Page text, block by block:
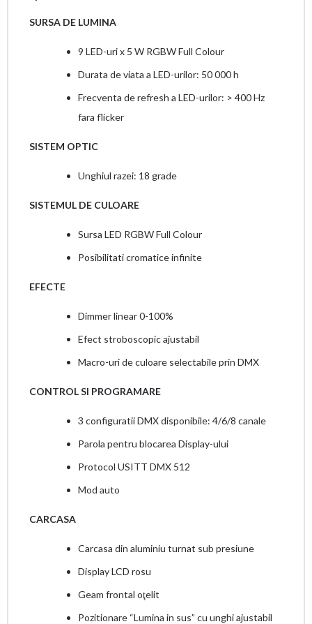
SURSA DE LUMINA
9 LED-uri x 5 W RGBW Full Colour
Durata de viata a LED-urilor: 50 000 h
Frecventa de refresh a LED-urilor: > 400 Hz
fara flicker
SISTEM OPTIC
Unghiul razei: 18 grade
SISTEMUL DE CULOARE
Sursa LED RGBW Full Colour
Posibilitati cromatice infinite
EFECTE
Dimmer linear 0-100%
Efect stroboscopic ajustabil
Macro-uri de culoare selectabile prin DMX
CONTROL SI PROGRAMARE
3 configuratii DMX disponibile: 4/6/8 canale
Parola pentru blocarea Display-ului
Protocol USITT DMX 512
Mod auto
CARCASA
Carcasa din aluminiu turnat sub presiune
Display LCD rosu
Geam frontal oţelit
Pozitionare “Lumina in sus” cu unghi ajustabil